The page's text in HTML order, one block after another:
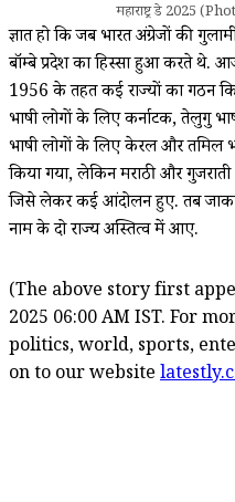
महाराष्ट्र डे 2025
ज्ञात हो कि जब भारत अंग्रेजों की
बॉम्बे प्रदेश का हिस्सा हुआ करते थे.
1956 के तहत कई राज्यों का गठन
भाषी लोगों के लिए कर्नाटक, तेलुगु
भाषी लोगों के लिए केरल और तमिल
किया गया, लेकिन मराठी और
जिसे लेकर कई आंदोलन हुए. तब जाकर
नाम के दो राज्य अस्तित्व में आए.
(The above story first
2025 06:00 AM IST. For
politics, world, sports,
on to our website